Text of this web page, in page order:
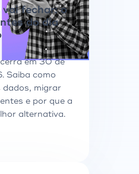
fechar: o
do dia
em 30 de
Saiba como
migrar
e por que a
alternativa.